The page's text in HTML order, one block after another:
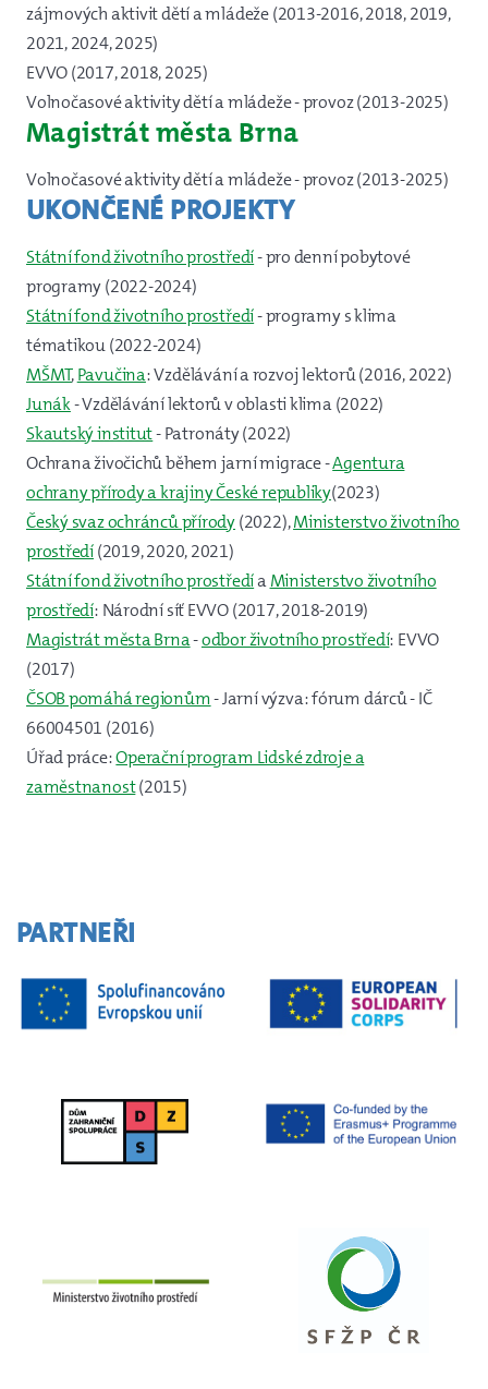
zájmových aktivit dětí a mládeže (2013-2016, 2018, 2019,
2021, 2024, 2025)
EVVO (2017, 2018, 2025)
Volnočasové aktivity dětí a mládeže - provoz (2013-2025)
Magistrát města Brna
Volnočasové aktivity dětí a mládeže - provoz (2013-2025)
UKONČENÉ PROJEKTY
Státní fond životního prostředí- pro denní pobytové
programy (2022-2024)
Státní fond životního prostředí- programy s klima
tématikou (2022-2024)
MŠMT,Pavučina: Vzdělávání a rozvoj lektorů (2016, 2022)
Junák- Vzdělávání lektorů v oblasti klima (2022)
Skautský institut- Patronáty (2022)
Ochrana živočichů během jarní migrace -Agentura
ochrany přírody a krajiny České republiky(2023)
Český svaz ochránců přírody(2022),Ministerstvo životního
prostředí(2019, 2020, 2021)
Státní fond životního prostředíaMinisterstvo životního
prostředí: Národní síť EVVO (2017, 2018-2019)
Magistrát města Brna-odbor životního prostředí: EVVO
(2017)
ČSOB pomáhá regionům- Jarní výzva: fórum dárců - IČ
66004501 (2016)
Úřad práce:Operační program Lidské zdroje a
zaměstnanost(2015)
PARTNEŘI